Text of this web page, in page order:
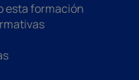
esta formación